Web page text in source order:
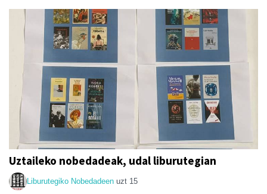
Uztaileko nobedadeak, udal liburutegian
Liburutegiko Nobedadeen uzt 15